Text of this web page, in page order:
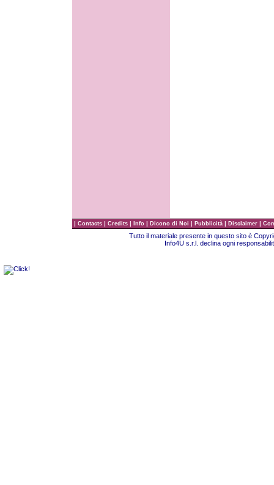
| Contacts | Credits | Info | Dicono di Noi | Pubblicità | Disclaimer |
Tutto il materiale presente in questo sito è
Info4U s.r.l. declina ogni